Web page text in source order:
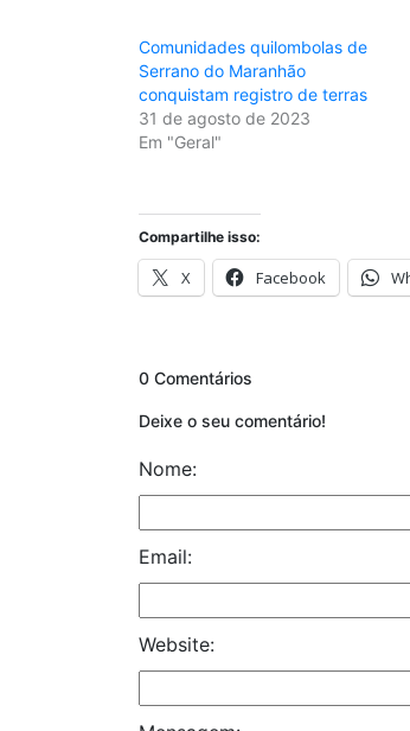
Comunidades quilombolas de
Serrano do Maranhão
conquistam registro de terras
31 de agosto de 2023
Em "Geral"
Compartilhe isso:
X Facebook
0 Comentários
Deixe o seu comentário!
Nome:
Email:
Website: